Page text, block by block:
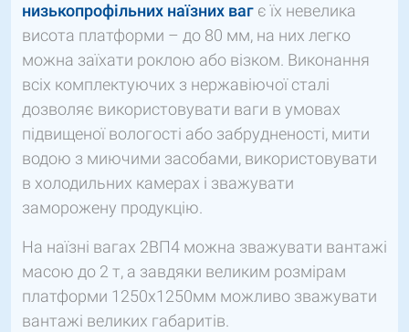
низькопрофільних наїзних ваг є їх невелика
висота платформи – до 80 мм, на них легко
можна заїхати роклою або візком. Виконання
всіх комплектуючих з нержавіючої сталі
дозволяє використовувати ваги в умовах
підвищеної вологості або забрудненості, мити
водою з миючими засобами, використовувати
в холодильних камерах і зважувати
заморожену продукцію.
На наїзні вагах 2ВП4 можна зважувати вантажі
масою до 2 т, а завдяки великим розмірам
платформи 1250х1250мм можливо зважувати
вантажі великих габаритів.